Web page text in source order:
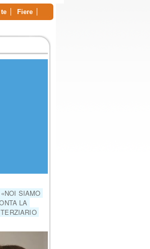
Fiere
SIAMO
LA